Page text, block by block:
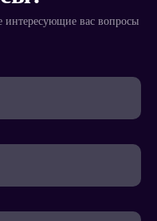
вас вопросы